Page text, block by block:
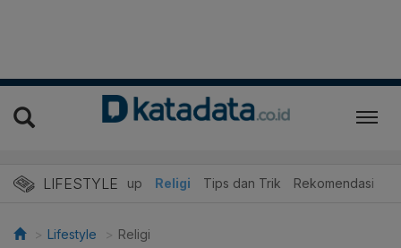
LIFESTYLE
Edukasi Gaya Hidup Religi Tips dan Trik Rekomendasi
Lifestyle Religi